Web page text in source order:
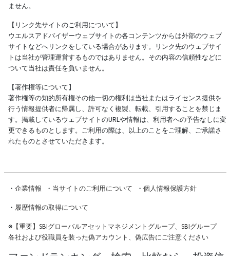
ません。
【リンク先サイトのご利用について】
ウエルスアドバイザーウェブサイトの各コンテンツからは外部のウェブ
サイトなどへリンクをしている場合があります。リンク先のウェブサイ
トは当社が管理運営するものではありません。その内容の信頼性などに
ついて当社は責任を負いません。
【著作権等について】
著作権等の知的所有権その他一切の権利は当社またはライセンス提供を
行う情報提供者に帰属し、許可なく複製、転載、引用することを禁じま
す。掲載しているウェブサイトのURLや情報は、利用者への予告なしに変
更できるものとします。ご利用の際は、以上のことをご理解、ご承諾さ
れたものとさせていただきます。
・ 企業情報 ・ 当サイトのご利用について ・ 個人情報保護方針
・ 履歴情報の取得について
※【重要】SBIグローバルアセットマネジメントグループ、SBIグループ
各社および役職員を装った偽アカウント、偽広告にご注意ください